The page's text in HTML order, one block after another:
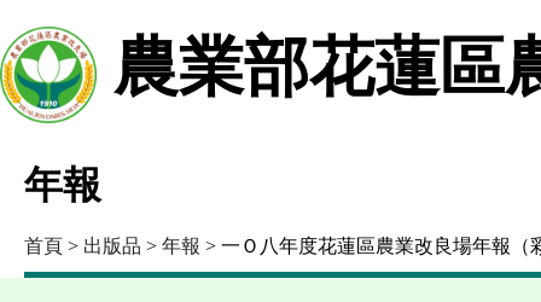
農業部花蓮區
年報
首頁 > 出版品 > 年報 > 一Ｏ八年度花蓮區農業改良場年報（